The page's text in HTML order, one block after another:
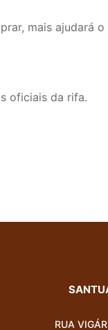
mais ajudará o
oficiais da rifa.
RUA